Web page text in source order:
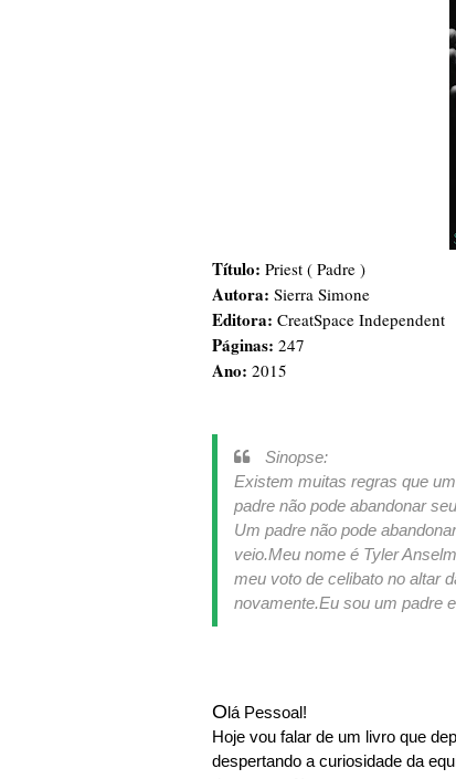
Título: Priest ( Padre )
Autora: Sierra Simone
Editora: CreatSpace Independent
Páginas: 247
Ano: 2015
Sinopse:
Existem muitas regras que
padre não pode abandonar
Um padre não pode
veio.Meu nome é Tyler
meu voto de celibato no altar
novamente.Eu sou um padre
Olá Pessoal!
Hoje vou falar de um livro que
despertando a curiosidade da